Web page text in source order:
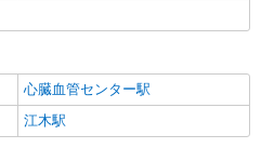
心臓血管センター駅
江木駅